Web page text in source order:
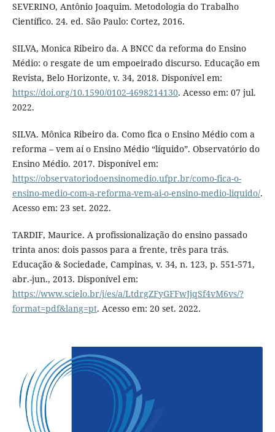
SEVERINO, Antônio Joaquim. Metodologia do Trabalho
Científico. 24. ed. São Paulo: Cortez, 2016.
SILVA, Monica Ribeiro da. A BNCC da reforma do Ensino
Médio: o resgate de um empoeirado discurso. Educação em
Revista, Belo Horizonte, v. 34, 2018. Disponível em:
https://doi.org/10.1590/0102-4698214130. Acesso em: 07 jul.
2022.
SILVA. Mônica Ribeiro da. Como fica o Ensino Médio com a
reforma – vem aí o Ensino Médio “líquido”. Observatório do
Ensino Médio. 2017. Disponível em:
https://observatoriodoensinomedio.ufpr.br/como-fica-o-
ensino-medio-com-a-reforma-vem-ai-o-ensino-medio-liquido/.
Acesso em: 23 set. 2022.
TARDIF, Maurice. A profissionalização do ensino passado
trinta anos: dois passos para a frente, três para trás.
Educação & Sociedade, Campinas, v. 34, n. 123, p. 551-571,
abr.-jun., 2013. Disponível em:
https://www.scielo.br/j/es/a/LtdrgZFyGFFwJjqSf4vM6vs/?
format=pdf&lang=pt. Acesso em: 20 set. 2022.